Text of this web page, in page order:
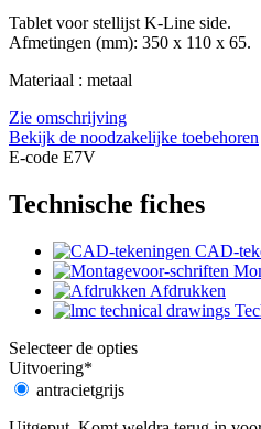
Tablet voor stellijst K-Line side.
Afmetingen (mm): 350 x 110 x 65.
Materiaal : metaal
Zie omschrijving
Bekijk de noodzakelijke toebehoren
E-code E7V
Technische fiches
CAD-
Afdrukken
Selecteer de opties
Uitvoering*
antracietgrijs